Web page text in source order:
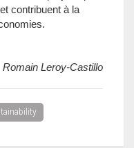
contribuent à la
Romain Leroy-Castillo